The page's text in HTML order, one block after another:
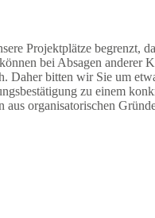
Projektplätze begrenzt,
bei Absagen anderer
Daher bitten wir Sie um
zu einem
organisatorischen